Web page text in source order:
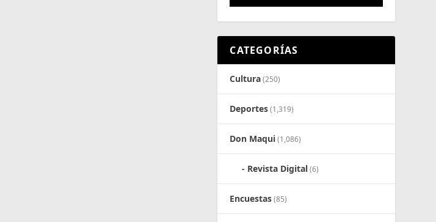
CATEGORÍAS
Cultura(250)
Deportes(1,319)
Don Maqui(1,086)
Revista Digital(6)
Encuestas(85)